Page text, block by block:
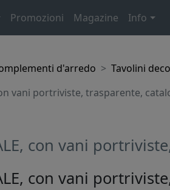
Promozioni Magazine Info
d'arredo
Tavolini
vani portriviste, trasparente,
con vani
con vani